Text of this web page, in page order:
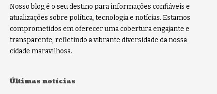
Nosso blog é o seu destino para informações confiáveis e
atualizações sobre política, tecnologia e notícias. Estamos
comprometidos em oferecer uma cobertura engajante e
transparente, refletindo a vibrante diversidade da nossa
cidade maravilhosa.
Últimas notícias